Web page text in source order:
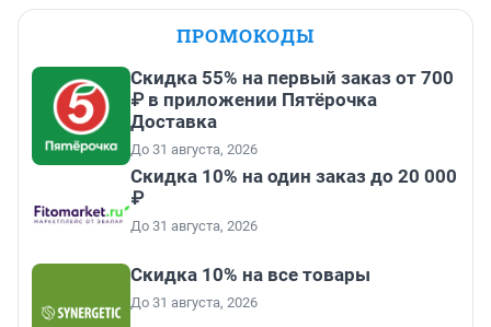
ПРОМОКОДЫ
Скидка 55% на первый заказ от 700
₽ в приложении Пятёрочка
Доставка
До 31 августа, 2026
Скидка 10% на один заказ до 20 000
₽
До 31 августа, 2026
Скидка 10% на все товары
До 31 августа, 2026